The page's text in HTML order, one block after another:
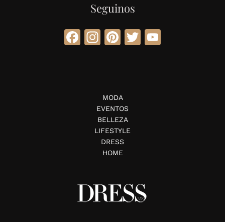
Seguinos
Facebook
Instagram
Pinterest
Twitter
MODA
EVENTOS
BELLEZA
LIFESTYLE
DRESS
HOME